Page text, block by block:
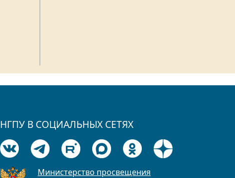
НГПУ В СОЦИАЛЬНЫХ СЕТЯХ
Министерство просвещения